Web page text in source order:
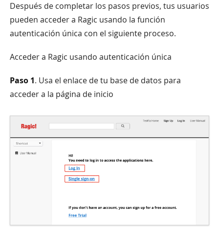
Después de completar los pasos previos, tus usuarios
pueden acceder a Ragic usando la función
autenticación única con el siguiente proceso.
Acceder a Ragic usando autenticación única
Paso 1. Usa el enlace de tu base de datos para
acceder a la página de inicio